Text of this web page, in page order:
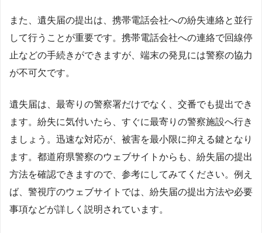
また、遺失届の提出は、携帯電話会社への紛失連絡と並行
して行うことが重要です。携帯電話会社への連絡で回線停
止などの手続きができますが、端末の発見には警察の協力
が不可欠です。
遺失届は、最寄りの警察署だけでなく、交番でも提出でき
ます。紛失に気付いたら、すぐに最寄りの警察施設へ行き
ましょう。迅速な対応が、被害を最小限に抑える鍵となり
ます。都道府県警察のウェブサイトからも、紛失届の提出
方法を確認できますので、参考にしてみてください。例え
ば、警視庁のウェブサイトでは、紛失届の提出方法や必要
事項などが詳しく説明されています。